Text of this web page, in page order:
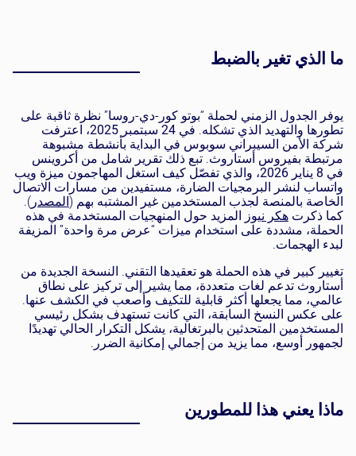
ما الذي تغير بالضبط
يوفر الجدول الزمني لحملة “بوتو كور-دي-روسا” نظرة ثاقبة على
تطورها والتهديد الذي تشكله. في 24 سبتمبر 2025
، اعترفت
شركة الأمن السيبراني سوبوس في البداية بأنشطة مشبوهة
مرتبطة بفيروس أستاروث. تبع ذلك تقرير شامل من أكروينس
في 8 يناير 2026
، والذي تفصّل كيف استغل المهاجمون ميزة ويب
واتساب لنشر البرمجيات الضارة، مستفيدين من مسارات الاتصال
الخاصة بالمنصة لجذب المستخدمين غير المشتبه بهم (المصدر ).
كما ذكرت هكر نيوز المزيد حول المنهجيات المستخدمة في هذه
الحملة، مشددة على استخدام ميزات “عرض مرة واحدة” المزيفة
لبدء الهجمات.
تغيير كبير في هذه الحملة هو تعقيدها التقني. النسخة الجديدة من
أستاروث تدعم لغات متعددة، مما يشير إلى تركيز على نطاق
عالمي، مما يجعلها أكثر قابلية للتكيف وأصعب في الكشف عنها.
على عكس النسخ السابقة، التي كانت تستهدف بشكل رئيسي
المستخدمين المتحدثين بالبرتغالية، يشكل التكرار الحالي تهديدًا
لجمهور أوسع، مما يزيد من إجمالي إمكانية الضرر.
ماذا يعني هذا للمطورين